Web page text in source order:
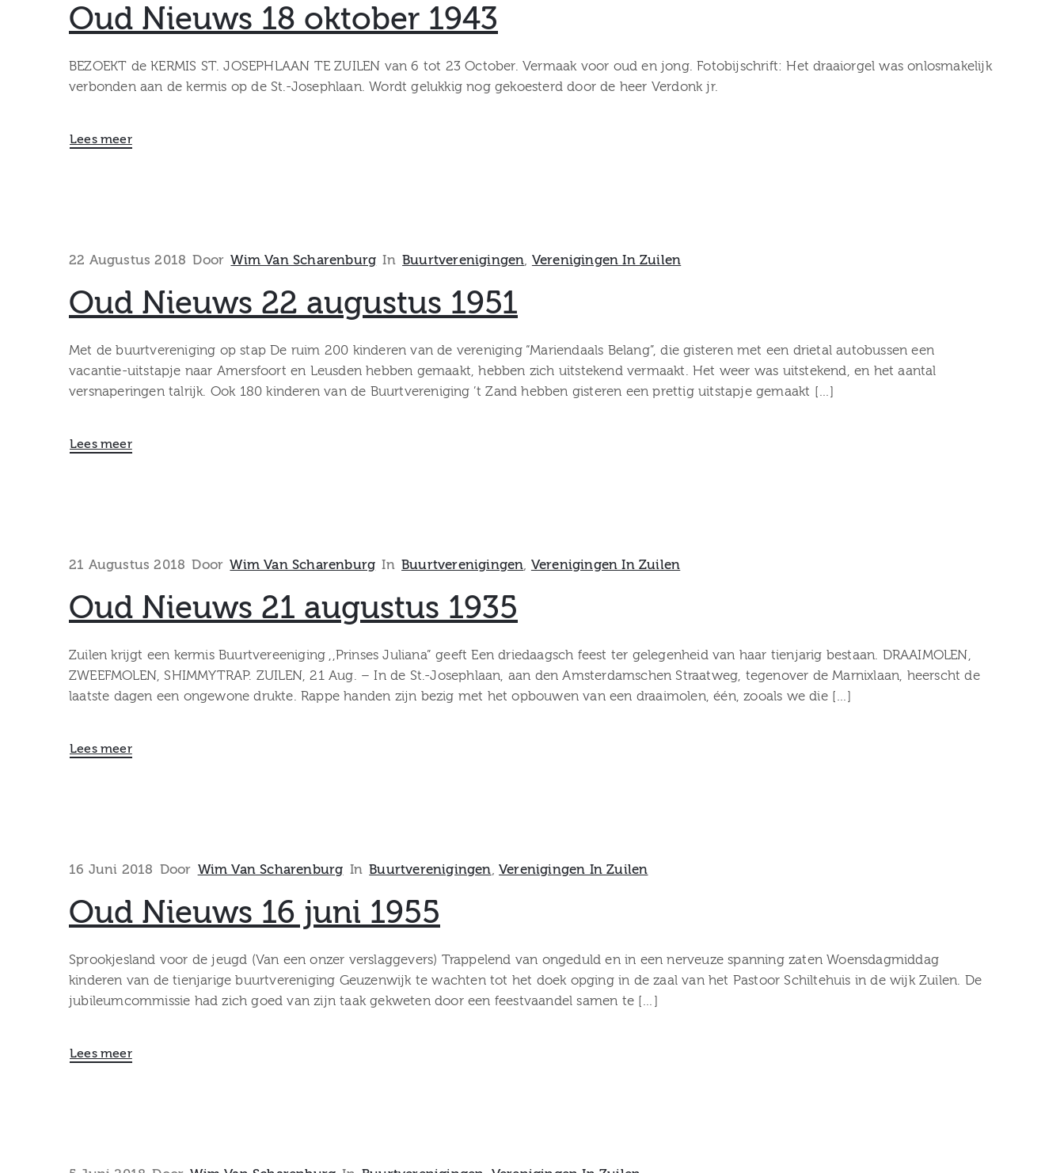
Oud Nieuws 18 oktober 1943
BEZOEKT de KERMIS ST. JOSEPHLAAN TE ZUILEN van 6 tot 23 October. Vermaak voor oud en jong. Fotobijschrift: Het draaiorgel was onlosmakelijk
verbonden aan de kermis op de St.-Josephlaan. Wordt gelukkig nog gekoesterd door de heer Verdonk jr.
Lees meer
22 Augustus 2018 Door Wim Van Scharenburg In Buurtverenigingen‚ Verenigingen In Zuilen
Oud Nieuws 22 augustus 1951
Met de buurtvereniging op stap De ruim 200 kinderen van de vereniging “Mariendaals Belang”, die gisteren met een drietal autobussen een
vacantie-uitstapje naar Amersfoort en Leusden hebben gemaakt, hebben zich uitstekend vermaakt. Het weer was uitstekend, en het aantal
versnaperingen talrijk. Ook 180 kinderen van de Buurtvereniging ’t Zand hebben gisteren een prettig uitstapje gemaakt […]
Lees meer
21 Augustus 2018 Door Wim Van Scharenburg In Buurtverenigingen‚ Verenigingen In Zuilen
Oud Nieuws 21 augustus 1935
Zuilen krijgt een kermis Buurtvereeniging ,,Prinses Juliana” geeft Een driedaagsch feest ter gelegenheid van haar tienjarig bestaan. DRAAIMOLEN,
ZWEEFMOLEN, SHIMMYTRAP. ZUILEN, 21 Aug. – In de St.-Josephlaan, aan den Amsterdamschen Straatweg, tegenover de Marnixlaan, heerscht de
laatste dagen een ongewone drukte. Rappe handen zijn bezig met het opbouwen van een draaimolen, één, zooals we die […]
Lees meer
16 Juni 2018 Door Wim Van Scharenburg In Buurtverenigingen‚Verenigingen In Zuilen
Oud Nieuws 16 juni 1955
Sprookjesland voor de jeugd (Van een onzer verslaggevers) Trappelend van ongeduld en in een nerveuze spanning zaten Woensdagmiddag
kinderen van de tienjarige buurtvereniging Geuzenwijk te wachten tot het doek opging in de zaal van het Pastoor Schiltehuis in de wijk Zuilen. De
jubileumcommissie had zich goed van zijn taak gekweten door een feestvaandel samen te […]
Lees meer